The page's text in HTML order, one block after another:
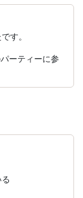
す。
ーティーに参